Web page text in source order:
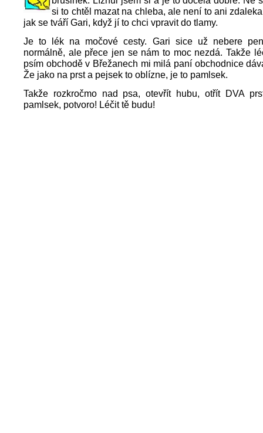
si to chtěl mazat na chleba, ale není to ani
jak se tváří Gari, když jí to chci vpravit do tlamy.
Je to lék na močové cesty. Gari sice už nebere
normálně, ale přece jen se nám to moc nezdá. Takže
psím obchodě v Břežanech mi milá paní obchodnice
Že jako na prst a pejsek to oblízne, je to pamlsek.
Takže rozkročmo nad psa, otevřít hubu, otřít DVA
pamlsek, potvoro! Léčit tě budu!